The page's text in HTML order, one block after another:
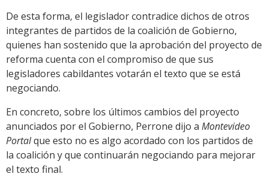
De esta forma, el legislador contradice dichos de otros
integrantes de partidos de la coalición de Gobierno,
quienes han sostenido que la aprobación del proyecto de
reforma cuenta con el compromiso de que sus
legisladores cabildantes votarán el texto que se está
negociando.
En concreto, sobre los últimos cambios del proyecto
anunciados por el Gobierno, Perrone dijo a Montevideo
Portalque esto no es algo acordado con los partidos de
la coalición y que continuarán negociando para mejorar
el texto final.